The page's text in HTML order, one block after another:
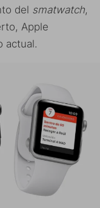
del smatwatch,
Apple
actual.